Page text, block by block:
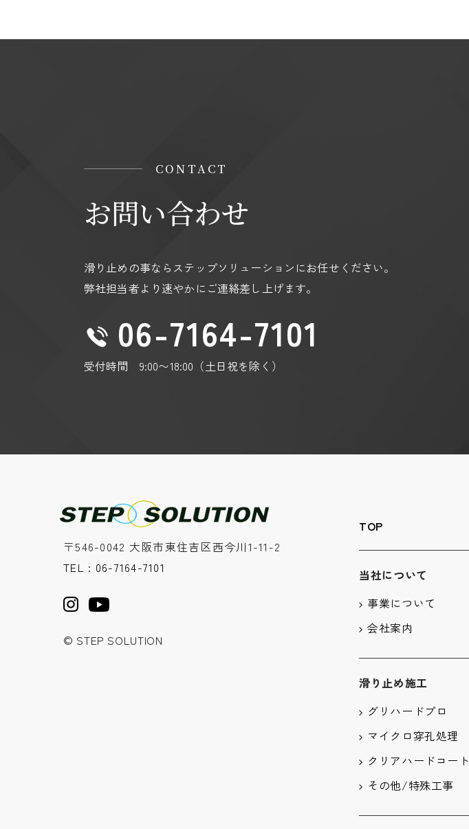
【Googleアナリティクスの使用について】
みなします。
Googleのプライバシーポリシー
https://policies.google.com/privacy?hl=ja
CONTACT
お問い合わせ
滑り止めの事ならステップソリューションにお任せください。
弊社担当者より速やかにご連絡差し上げます。
06-7164-7101
受付時間 9:00〜18:00（土日祝を除く）
〒546-0042 大阪市東住吉区西今川1-11-2
TEL : 06-7164-7101
© STEP SOLUTION
TOP
当社について
事業について
会社案内
滑り止め施工
グリハードプロ
マイクロ穿孔処理
クリアハードコート
その他/特殊工事